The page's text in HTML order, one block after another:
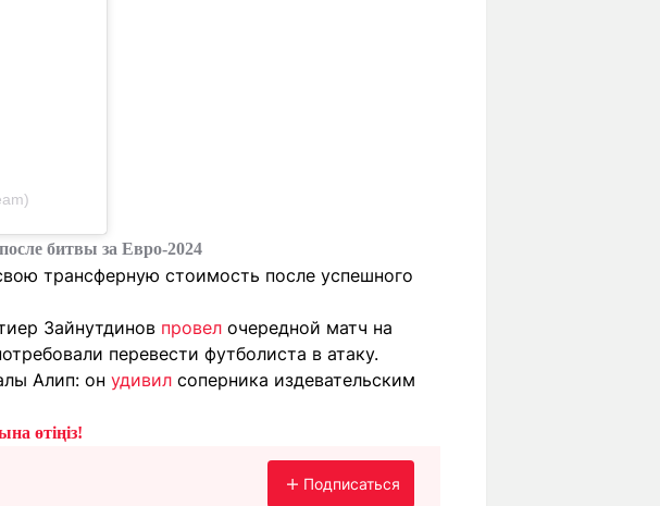
битвы за Евро-2024
трансферную стоимость после успешного
Зайнутдинов провел очередной матч на
перевести футболиста в атаку.
Алип: он удивил соперника издевательским
өтіңіз!
Подписаться